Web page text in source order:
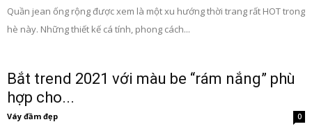
Quần jean ống rộng được xem là một xu hướng thời trang rất HOT trong
hè này. Những thiết kế cá tính, phong cách...
Bắt trend 2021 với màu be “rám nắng” phù
hợp cho...
Váy đầm đẹp 0